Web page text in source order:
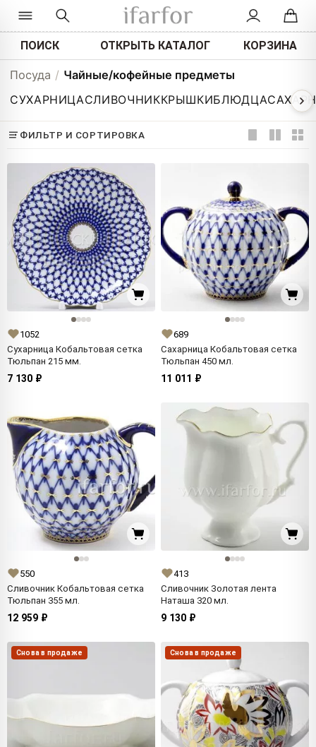
ПОИСК ОТКРЫТЬ КАТАЛОГ КОРЗИНА
Посуда / Чайные/кофейные предметы
СУХАРНИЦАСЛИВОЧНИККРЫШКИБЛЮДЦА
ФИЛЬТР И СОРТИРОВКА
1052
Сухарница Кобальтовая сетка
Тюльпан 215 мм.
7 130 ₽
689
Сахарница Кобальтовая сетка
Тюльпан 450 мл.
11 011 ₽
550
Сливочник Кобальтовая сетка
Тюльпан 355 мл.
12 959 ₽
413
Сливочник Золотая лента
Наташа 320 мл.
9 130 ₽
Снова в продаже Снова в продаже